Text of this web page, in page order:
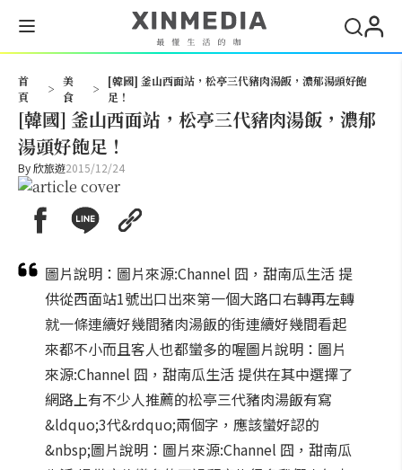
首
頁
>
美
食
>
[韓國] 釜山西面站，松亭三代豬肉湯飯，濃郁湯頭好飽
足！
[韓國] 釜山西面站，松亭三代豬肉湯飯，濃郁
湯頭好飽足！
By欣旅遊2015/12/24
圖片說明：圖片來源:Channel 囧，甜南瓜生活 提
供從西面站1號出口出來第一個大路口右轉再左轉
就一條連續好幾間豬肉湯飯的街連續好幾間看起
來都不小而且客人也都蠻多的喔圖片說明：圖片
來源:Channel 囧，甜南瓜生活 提供在其中選擇了
網路上有不少人推薦的松亭三代豬肉湯飯有寫
&ldquo;3代&rdquo;兩個字，應該蠻好認的
&nbsp;圖片說明：圖片來源:Channel 囧，甜南瓜